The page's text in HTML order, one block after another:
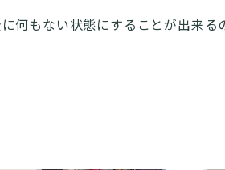
何もない状態にすることが出来